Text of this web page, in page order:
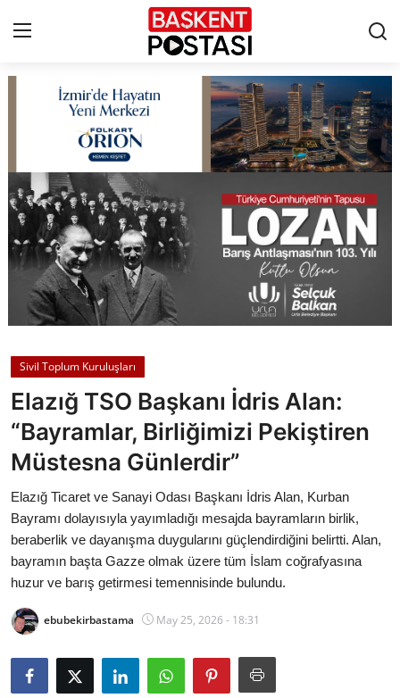
Çerez Politikası
Künye
Ankara
TBMM
Cumhurbaşkanlığı
Bakanlıklar
Siyasi Partiler
Mülki İdare
Toplum ve Yaşam
Sivil Toplum Kuruluşları
Kamu Kurumları ve Üst Kurullar
Resmi Reklamlar
Sivil Toplum Kuruluşları
Elazığ TSO Başkanı İdris Alan:
“Bayramlar, Birliğimizi Pekiştiren
Müstesna Günlerdir”
Elazığ Ticaret ve Sanayi Odası Başkanı İdris Alan, Kurban
Bayramı dolayısıyla yayımladığı mesajda bayramların birlik,
beraberlik ve dayanışma duygularını güçlendirdiğini belirtti. Alan,
bayramın başta Gazze olmak üzere tüm İslam coğrafyasına
huzur ve barış getirmesi temennisinde bulundu.
ebubekirbastama May 25, 2026 - 18:31